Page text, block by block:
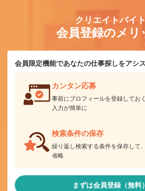
クリエイトバイト
会員登録のメリ
会員限定機能であなたの仕事探しをアシ
カンタン応募
事前にプロフィールを登録してお
入力が簡単に
検索条件の保存
繰り返し検索する条件を保存して
省略
まずは会員登録（無料）